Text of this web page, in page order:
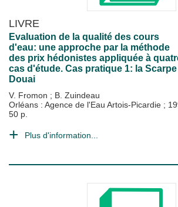
LIVRE
Evaluation de la qualité des cours
d'eau: une approche par la méthode
des prix hédonistes appliquée à
cas d'étude. Cas pratique 1: la Scarpe
Douai
V. Fromon ; B. Zuindeau
Orléans : Agence de l'Eau Artois-Picardie ;
50 p.
Plus d'information...